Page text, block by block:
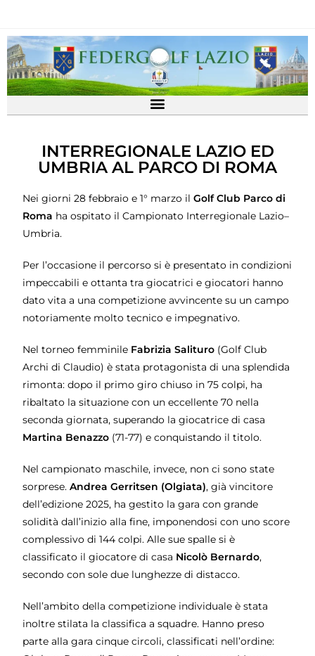
INTERREGIONALE LAZIO ED
UMBRIA AL PARCO DI ROMA
Nei giorni 28 febbraio e 1° marzo ilGolf Club Parco di
Roma ha ospitato il Campionato Interregionale Lazio–
Umbria.
Per l’occasione il percorso si è presentato in condizioni
impeccabili e ottanta tra giocatrici e giocatori hanno
dato vita a una competizione avvincente su un campo
notoriamente molto tecnico e impegnativo.
Nel torneo femminile Fabrizia Salituro (Golf Club
Archi di Claudio) è stata protagonista di una splendida
rimonta: dopo il primo giro chiuso in 75 colpi, ha
ribaltato la situazione con un eccellente 70 nella
seconda giornata, superando la giocatrice di casa
Martina Benazzo (71-77) e conquistando il titolo.
Nel campionato maschile, invece, non ci sono state
sorprese.Andrea Gerritsen (Olgiata), già vincitore
dell’edizione 2025, ha gestito la gara con grande
solidità dall’inizio alla fine, imponendosi con uno score
complessivo di 144 colpi. Alle sue spalle si è
classificato il giocatore di casa Nicolò Bernardo,
secondo con sole due lunghezze di distacco.
Nell’ambito della competizione individuale è stata
inoltre stilata la classifica a squadre. Hanno preso
parte alla gara cinque circoli, classificati nell’ordine: